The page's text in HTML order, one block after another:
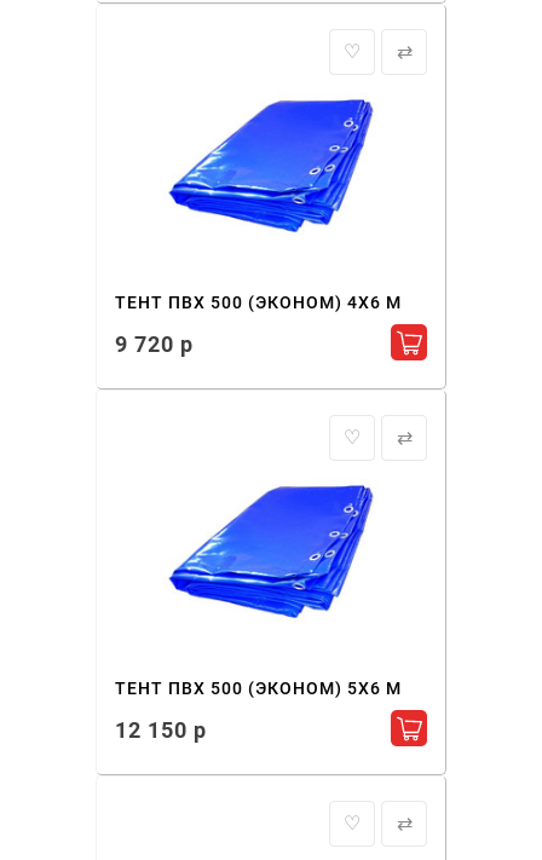
♡ ⇄
ТЕНТ ПВХ 500 (ЭКОНОМ) 4X6 М
9 720 р Добавить в
♡ ⇄
ТЕНТ ПВХ 500 (ЭКОНОМ) 5X6 М
12 150 р Добавить в
♡ ⇄